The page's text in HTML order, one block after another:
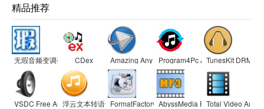
精品推荐
无瑕音频变调变速软件CDex Amazing Any MP3 ConverterProgram4Pc Audio Converter
TunesKit DRM
VSDC Free Audio Converter
浮云文本转语音FormatFactory AbyssMedia Free Video to MP3
Total Video